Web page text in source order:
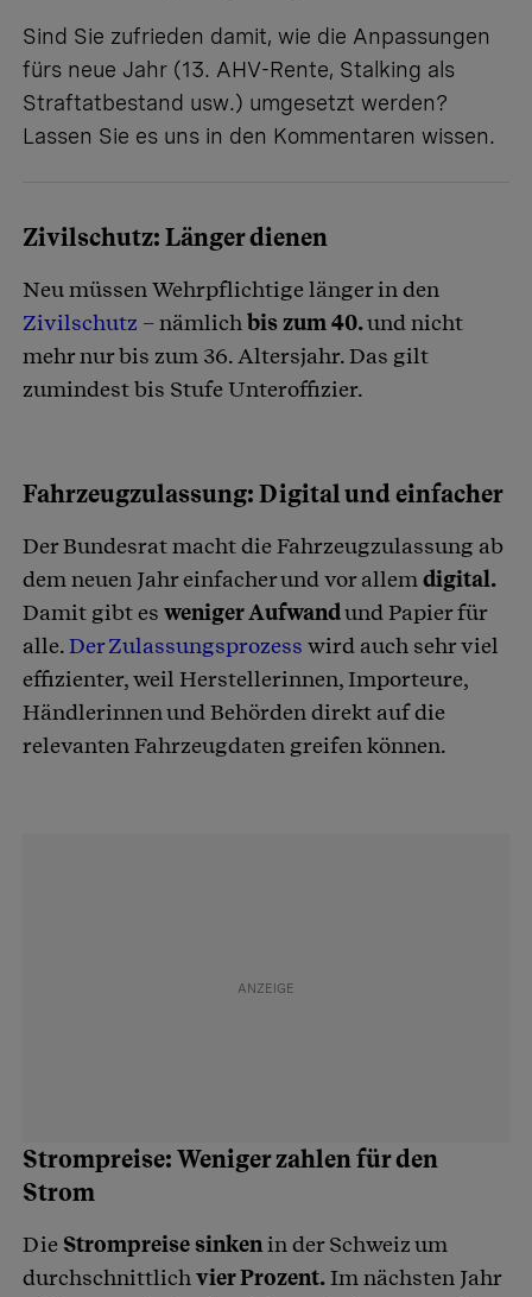
Sind Sie zufrieden damit, wie die Anpassungen
fürs neue Jahr (13. AHV-Rente, Stalking als
Straftatbestand usw.) umgesetzt werden?
Lassen Sie es uns in den Kommentaren wissen.
Zivilschutz: Länger dienen
Neu müssen Wehrpflichtige länger in den
Zivilschutz – nämlich bis zum 40.und nicht
mehr nur bis zum 36. Altersjahr. Das gilt
zumindest bis Stufe Unteroffizier.
Fahrzeugzulassung: Digital und einfacher
Der Bundesrat macht die Fahrzeugzulassung ab
dem neuen Jahr einfacher und vor allem digital.
Damit gibt es weniger Aufwandund Papier für
alle.Der Zulassungsprozess wird auch sehr viel
effizienter, weil Herstellerinnen, Importeure,
Händlerinnen und Behörden direkt auf die
relevanten Fahrzeugdaten greifen können.
Strompreise: Weniger zahlen für den
Strom
Die Strompreise sinkenin der Schweiz um
durchschnittlich vier Prozent.Im nächsten Jahr